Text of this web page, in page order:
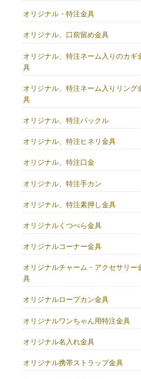
オリジナル・特注金具
オリジナル、口前留め金具
オリジナル、特注ネーム入りのカギ
具
オリジナル、特注ネーム入りリング
具
オリジナル、特注バックル
オリジナル、特注ヒネリ金具
オリジナル、特注口金
オリジナル、特注手カン
オリジナル、特注素押し金具
オリジナルくつべら金具
オリジナルコーナー金具
オリジナルチャーム・アクセサリー
具
オリジナルロープカン金具
オリジナルワンちゃん用特注金具
オリジナル名入れ金具
オリジナル携帯ストラップ金具